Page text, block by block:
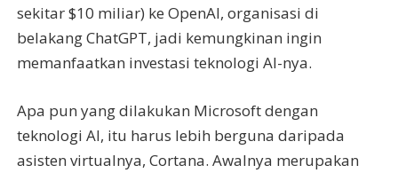
sekitar $10 miliar) ke OpenAI, organisasi di
belakang ChatGPT, jadi kemungkinan ingin
memanfaatkan investasi teknologi AI-nya.
Apa pun yang dilakukan Microsoft dengan
teknologi AI, itu harus lebih berguna daripada
asisten virtualnya, Cortana. Awalnya merupakan